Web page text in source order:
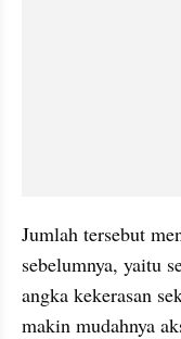
Jumlah tersebut
sebelumnya, yaitu
angka kekerasan
makin mudahnya